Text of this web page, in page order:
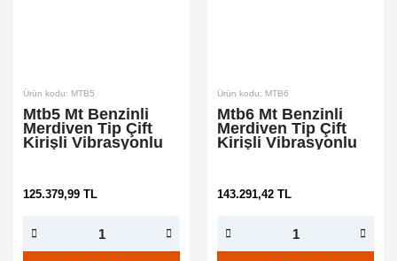
Ürün kodu: MTB5
Mtb5 Mt Benzinli
Merdiven Tip Çift
Kirişli Vibrasyonlu
125.379,99 TL
Ürün kodu: MTB6
Mtb6 Mt Benzinli
Merdiven Tip Çift
Kirişli Vibrasyonlu
143.291,42 TL